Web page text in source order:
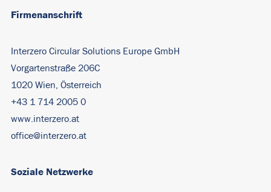
Firmenanschrift
Interzero Circular Solutions Europe GmbH
Vorgartenstraße 206C
1020 Wien, Österreich
+43 1 714 2005 0
www.interzero.at
office@interzero.at
Soziale Netzwerke